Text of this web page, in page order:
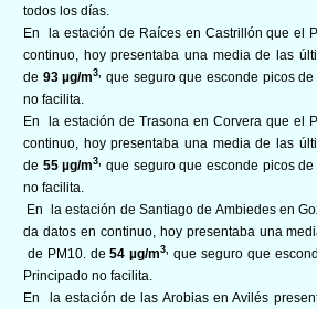
todos los días.
En la estación de Raíces en Castrillón que el
continuo, hoy presentaba una media de las
de 93 µg/m3, que seguro que esconde picos
no facilita.
En la estación de Trasona en Corvera que el
continuo, hoy presentaba una media de las
de 55 µg/m3, que seguro que esconde picos
no facilita.
En la estación de Santiago de Ambiedes en
da datos en continuo, hoy presentaba una
de PM10. de54 µg/m3, que seguro que
Principado no facilita.
En la estación de las Arobias en Avilés